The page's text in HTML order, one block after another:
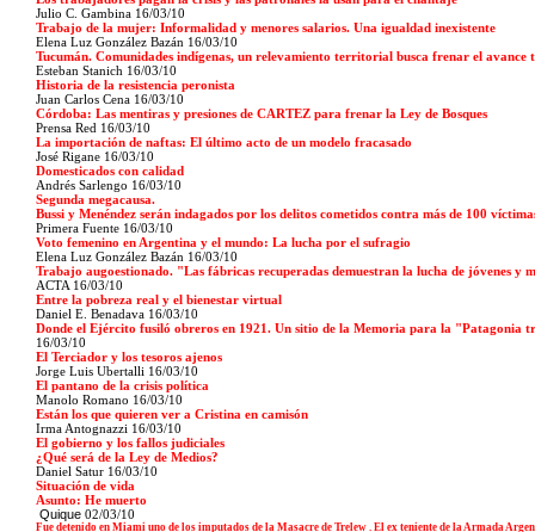
Julio C. Gambina 16/03/10
Trabajo de la mujer: Informalidad y menores salarios. Una igualdad inexistente
Elena Luz González Bazán 16/03/10
Tucumán. Comunidades indígenas, un relevamiento territorial busca frenar el avance
Esteban Stanich 16/03/10
Historia de la resistencia peronista
Juan Carlos Cena 16/03/10
Córdoba: Las mentiras y presiones de CARTEZ para frenar la Ley de Bosques
Prensa Red 16/03/10
La importación de naftas: El último acto de un modelo fracasado
José Rigane 16/03/10
Domesticados con calidad
Andrés Sarlengo 16/03/10
Segunda megacausa.
Bussi y Menéndez serán indagados por los delitos cometidos contra más de 100
Primera Fuente 16/03/10
Voto femenino en Argentina y el mundo: La lucha por el sufragio
Elena Luz González Bazán 16/03/10
Trabajo augoestionado. "Las fábricas recuperadas demuestran la lucha de jóvenes y
ACTA 16/03/10
Entre la pobreza real y el bienestar virtual
Daniel E. Benadava 16/03/10
Donde el Ejército fusiló obreros en 1921. Un sitio de la Memoria para la "Patagonia
16/03/10
El Terciador y los tesoros ajenos
Jorge Luis Ubertalli 16/03/10
El pantano de la crisis política
Manolo Romano 16/03/10
Están los que quieren ver a Cristina en camisón
Irma Antognazzi 16/03/10
El gobierno y los fallos judiciales
¿Qué será de la Ley de Medios?
Daniel Satur 16/03/10
Situación de vida
Asunto: He muerto
Quique 02/03/10
Fue detenido en Miami uno de los imputados de la Masacre de Trelew . El ex teniente de la Armada